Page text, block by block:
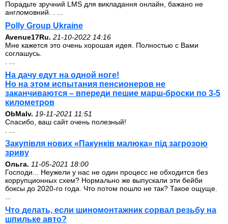
Порадьте зручний LMS для викладання онлайн, бажано не
англомовний. . ...
Polly Group Ukraine
Avenue17Ru. 21-10-2022 14:16
Мне кажется это очень хорошая идея. Полностью с Вами
соглашусь.
На дачу едут на одной ноге!
Но на этом испытания пенсионеров не
заканчиваются – впереди пешие марш-броски по 3-5
километров
ОbMalv. 19-11-2021 11:51
Спасибо, ваш сайт очень полезный!
Закупівля нових «Пакунків малюка» під загрозою
зриву
Ольга. 11-05-2021 18:00
Господи... Неужели у нас не один процесс не обходится без
коррупционных схем? Нормально же выпускали эти бейби
боксы до 2020-го года. Что потом пошло не так? Такое ощуще.
Что делать, если шиномонтажник сорвал резьбу на
шпильке авто?